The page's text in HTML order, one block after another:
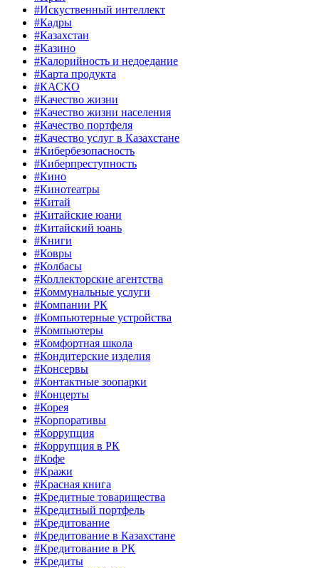
#Искуственный интеллект
#Кадры
#Казахстан
#Казино
#Калорийность и недоедание
#Карта продукта
#КАСКО
#Качество жизни
#Качество жизни населения
#Качество портфеля
#Качество услуг в Казахстане
#Кибербезопасность
#Киберпреступность
#Кино
#Кинотеатры
#Китай
#Китайские юани
#Китайский юань
#Книги
#Ковры
#Колбасы
#Коллекторские агентства
#Коммунальные услуги
#Компании РК
#Компьютерные устройства
#Компьютеры
#Комфортная школа
#Кондитерские изделия
#Консервы
#Контактные зоопарки
#Концерты
#Корея
#Корпоративы
#Коррупция
#Коррупция в РК
#Кофе
#Кражи
#Красная книга
#Кредитные товарищества
#Кредитный портфель
#Кредитование
#Кредитование в Казахстане
#Кредитование в РК
#Кредиты